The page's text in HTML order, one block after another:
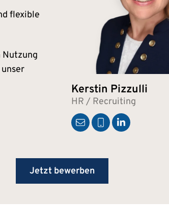
flexible
Nutzung
Kerstin Pizzulli
HR / Recruiting
Jetzt bewerben